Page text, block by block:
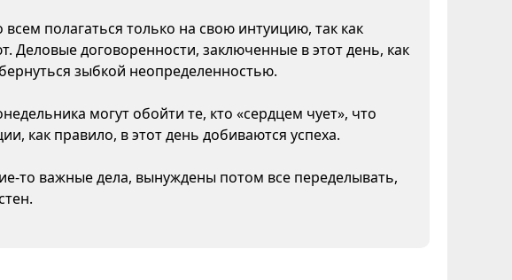
полагаться только на свою интуицию, так как
Деловые договоренности, заключенные в этот день, как
зыбкой неопределенностью.
могут обойти те, кто «сердцем чует», что
как правило, в этот день добиваются успеха.
то важные дела, вынуждены потом все переделывать,